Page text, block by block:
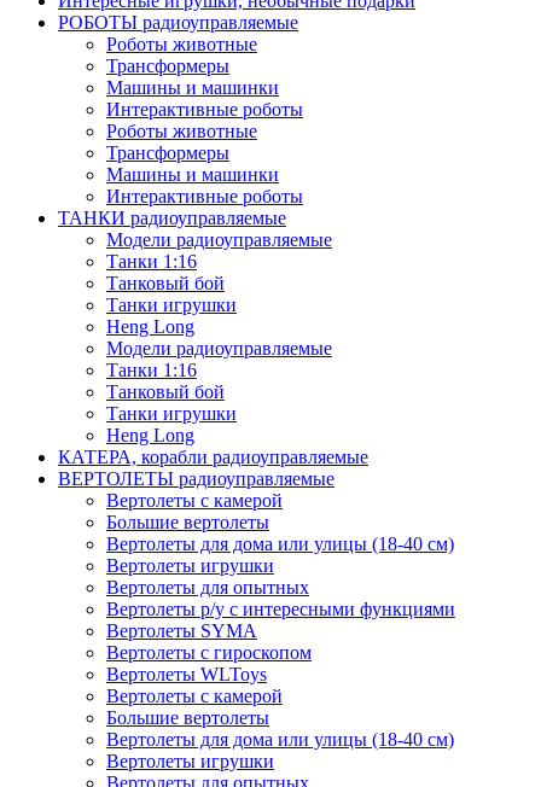
РОБОТЫ радиоуправляемые
Роботы животные
Трансформеры
Машины и машинки
Интерактивные роботы
Роботы животные
Трансформеры
Машины и машинки
Интерактивные роботы
ТАНКИ радиоуправляемые
Модели радиоуправляемые
Танки 1:16
Танковый бой
Танки игрушки
Heng Long
Модели радиоуправляемые
Танки 1:16
Танковый бой
Танки игрушки
Heng Long
КАТЕРА, корабли радиоуправляемые
ВЕРТОЛЕТЫ радиоуправляемые
Вертолеты с камерой
Большие вертолеты
Вертолеты для дома или улицы (18-40 см)
Вертолеты игрушки
Вертолеты для опытных
Вертолеты р/у с интересными функциями
Вертолеты SYMA
Вертолеты с гироскопом
Вертолеты WLToys
Вертолеты с камерой
Большие вертолеты
Вертолеты для дома или улицы (18-40 см)
Вертолеты игрушки
Вертолеты для опытных